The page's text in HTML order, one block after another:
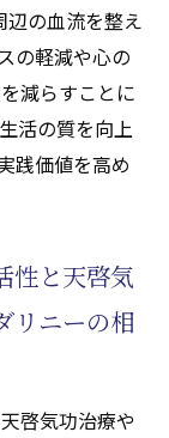
の血流を整え
の軽減や心の
減らすことに
活の質を向上
践価値を高め
性と天啓気
リニーの相
啓気功治療や